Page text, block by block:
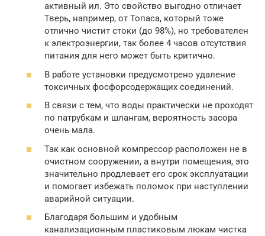
активный ил. Это свойство выгодно отличает
Тверь, например, от Топаса, который тоже
отлично чистит стоки (до 98%), но требователен
к электроэнергии, так более 4 часов отсутствия
питания для него может быть критично.
В работе установки предусмотрено удаление
токсичных фосфорсодержащих соединений.
В связи с тем, что воды практически не проходят
по патрубкам и шлангам, вероятность засора
очень мала.
Так как основной компрессор расположен не в
очистном сооружении, а внутри помещения, это
значительно продлевает его срок эксплуатации
и помогает избежать поломок при наступлении
аварийной ситуации.
Благодаря большим и удобным
канализационным пластиковым люкам чистка